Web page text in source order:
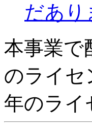
だあり
本事業で
のライセ
年のライ